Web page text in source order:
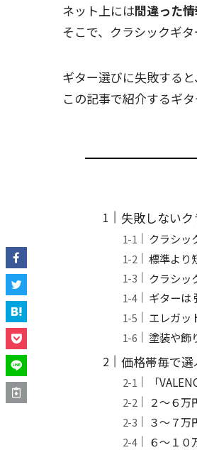
ネット上には間違った
そこで、クラシックギ
ギター選びに失敗すると、
この記事で紹介するギ
失敗しない
クラシッ
標準より
クラシッ
ギターは
エレガッ
塗装や飾
価格帯毎で
「
２～６万
３～７万
６～１０